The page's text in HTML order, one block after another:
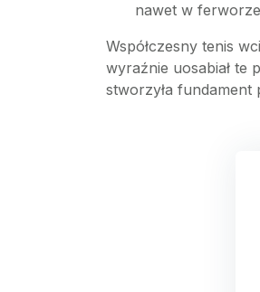
nawet w
Współczesny tenis
wyraźnie uosabiał te
stworzyła fundament